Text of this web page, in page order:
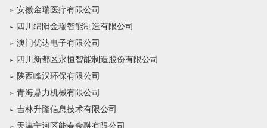
安徽金瑞医疗有限公司
四川绵阳金瑞智能制造有限公司
澳门优达电子有限公司
四川新都区永恒智能制造股份有限公司
陕西峰汉环保有限公司
青海鼎力机械有限公司
吉林升隆信息技术有限公司
天津宁河区能春金融有限公司